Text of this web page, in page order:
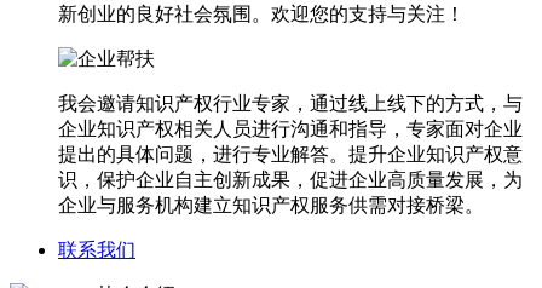
新创业的良好社会氛围。欢迎您的支持与关注！
我会邀请知识产权行业专家，通过线上线下的方式，与
企业知识产权相关人员进行沟通和指导，专家面对企业
提出的具体问题，进行专业解答。提升企业知识产权意
识，保护企业自主创新成果，促进企业高质量发展，为
企业与服务机构建立知识产权服务供需对接桥梁。
联系我们